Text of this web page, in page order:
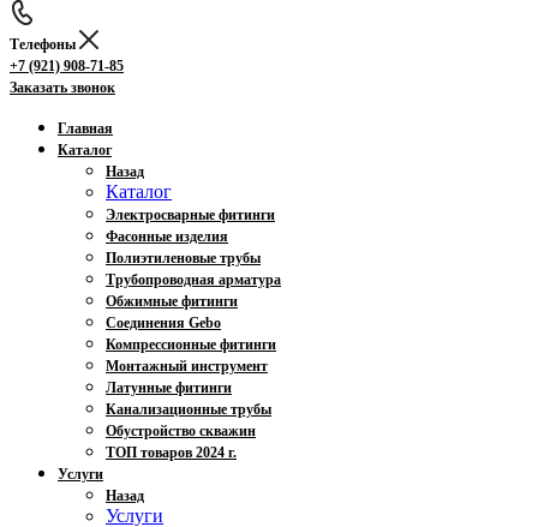
Телефоны
+7 (921) 908-71-85
Заказать звонок
Главная
Каталог
Назад
Каталог
Электросварные фитинги
Фасонные изделия
Полиэтиленовые трубы
Трубопроводная арматура
Обжимные фитинги
Соединения Gebo
Компрессионные фитинги
Монтажный инструмент
Латунные фитинги
Канализационные трубы
Обустройство скважин
ТОП товаров 2024 г.
Услуги
Назад
Услуги